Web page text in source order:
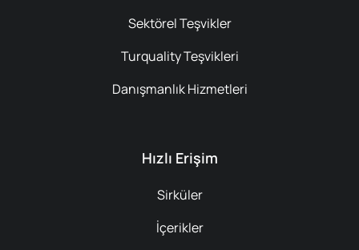
Sektörel Teşvikler
Turquality Teşvikleri
Danışmanlık Hizmetleri
Hızlı Erişim
Sirküler
İçerikler